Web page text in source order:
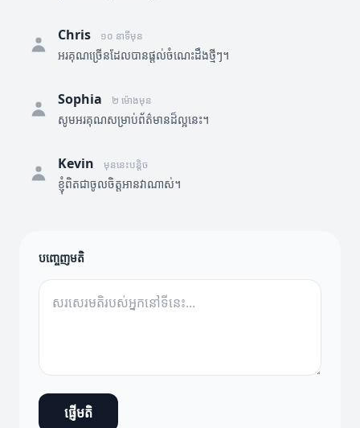
Chris ១០ នាទីមុន
អរគុណច្រើនដែលបានផ្តល់ចំណេះដឹងថ្មីៗ។
Sophia ២ ម៉ោងមុន
សូមអរគុណសម្រាប់ព័ត៌មានដ៏ល្អនេះ។
Kevin មុននេះបន្តិច
ខ្ញុំពិតជាចូលចិត្តអានវាណាស់។
បញ្ចេញមតិ
ផ្ញើមតិ